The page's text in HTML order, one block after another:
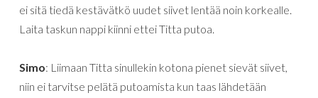
ei sitä tiedä kestävätkö uudet siivet lentää noin korkealle.
Laita taskun nappi kiinni ettei Titta putoa.
Simo: Liimaan Titta sinullekin kotona pienet sievät siivet,
niin ei tarvitse pelätä putoamista kun taas lähdetään